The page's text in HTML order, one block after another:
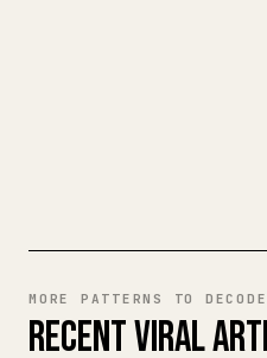
MORE PATTERNS TO DECODE
RECENT VIRAL